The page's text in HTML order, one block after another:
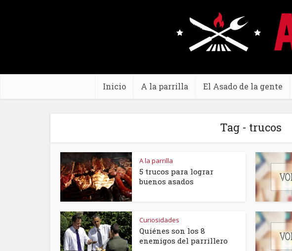
Inicio A la parrilla El Asado de la gente
Tag - trucos
A la parrilla
5 trucos para lograr
buenos asados
Curiosidades
Quiénes son los 8
enemigos del parrillero